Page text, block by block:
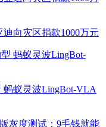
向灾区捐款1000万元
蚂蚁灵波LingBot-VLA